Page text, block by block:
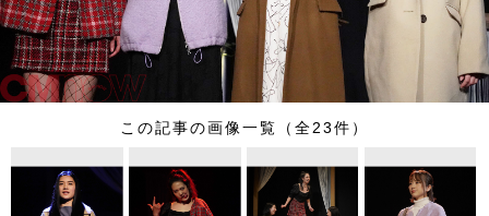
この記事の画像一覧（全23件）